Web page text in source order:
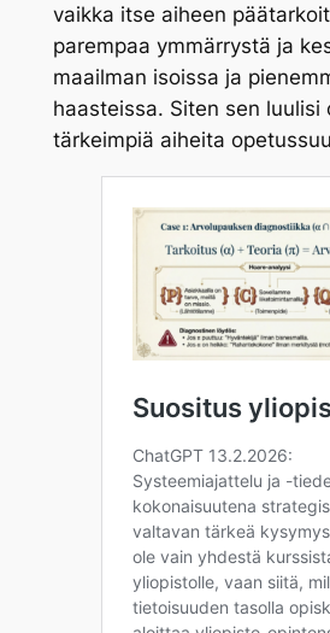
vaikka itse aiheen
parempaa ymmärrystä ja
maailman isoissa ja
haasteissa. Siten sen luulisi
tärkeimpiä aiheita